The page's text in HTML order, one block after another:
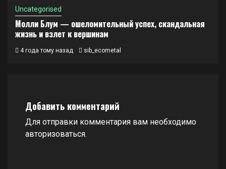
Uncategorised
Молли Блум — ошеломительный успех, скандальная
жизнь и взлет к вершинам
4 года тому назад sib_ecometal
Добавить комментарий
Для отправки комментария вам необходимо
авторизоваться.